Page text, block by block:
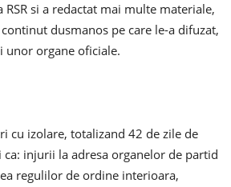
RSR si a redactat mai multe materiale,
dusmanos pe care le-a difuzat,
unor organe oficiale.
cu izolare, totalizand 42 de zile de
injurii la adresa organelor de partid
regulilor de ordine interioara,